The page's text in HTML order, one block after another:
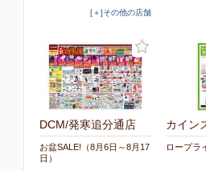
[＋]その他の店舗
DCM/発寒追分通店
お盆SALE!（8月6日～8月17
日）
カイン
ロープラ